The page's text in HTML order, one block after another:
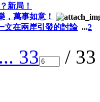
新局！
，萬事如意！
文在兩岸引發的討論 ...2
... 33 /